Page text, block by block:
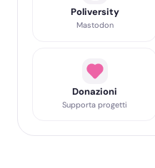
Poliversity
Mastodon
Donazioni
Supporta progetti